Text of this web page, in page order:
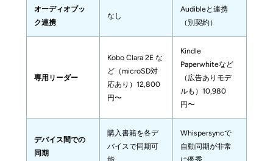
オーディオブッ
ク連携
なし
Audibleと連携
（別契約）
専用リーダー
Kobo Clara 2E な
ど（microSD対
応あり）12,800
円〜
Kindle
Paperwhiteなど
（広告ありモデ
ルも）10,980
円〜
デバイス間での
同期
購入書籍を各デ
バイスで同期可
Whispersyncで
自動同期が非常